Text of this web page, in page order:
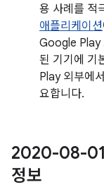
용 사례를 적
애플리케이션
Google Play
된 기기에 기
Play 외부에
요합니다.
2020-08-01
정보